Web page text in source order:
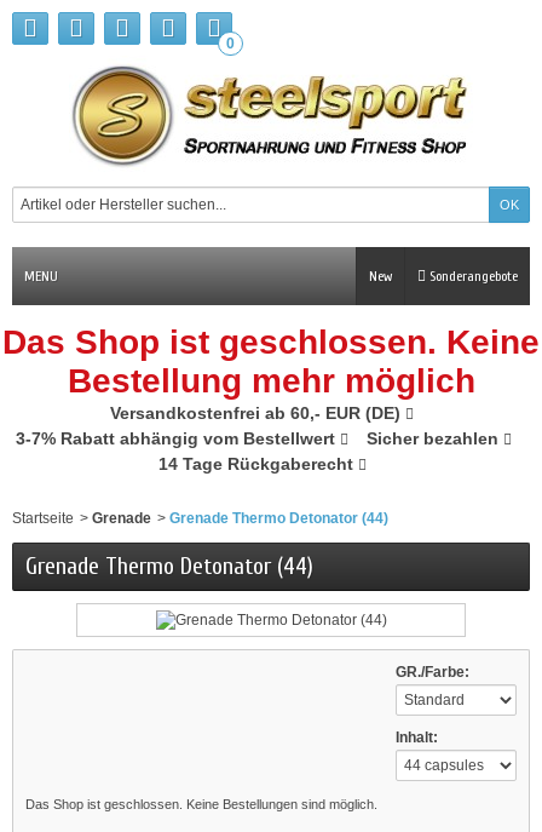
0
MENU Sonderangebote
New
Das Shop ist geschlossen. Keine
Bestellung mehr möglich
Versandkostenfrei ab 60,- EUR (DE)
3-7% Rabatt abhängig vom Bestellwert
Sicher bezahlen
14 Tage Rückgaberecht
Startseite > Grenade > Grenade Thermo Detonator (44)
Grenade Thermo Detonator (44)
GR./Farbe:
Inhalt:
Das Shop ist geschlossen. Keine Bestellungen sind möglich.